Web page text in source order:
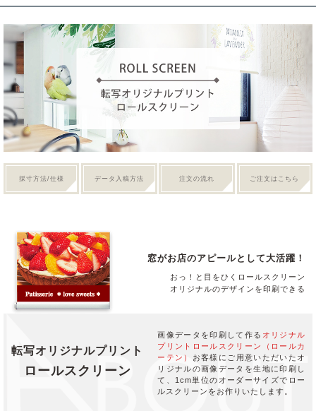
採寸方法/仕様 データ入稿方法 注文の流れ ご注文はこちら
窓がお店のアピールとして大活躍！
おっ！と目をひくロールスクリーン
オリジナルのデザインを印刷できる
転写オリジナルプリント
ロールスクリーン
画像データを印刷して作る オリジナル
プリントロールスクリーン（ロールカ
ーテン）
お客様にご用意いただいたオ
リジナルの画像データを生地に印刷し
て、1cm単位のオーダーサイズでロー
ルスクリーンをお作りいたします。